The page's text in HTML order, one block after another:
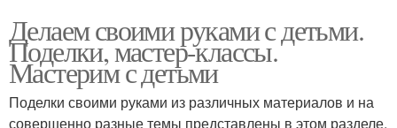
Делаем своими руками с детьми.
Поделки, мастер-классы.
Мастерим с детьми
Поделки своими руками из различных материалов и на
совершенно разные темы представлены в этом разделе.